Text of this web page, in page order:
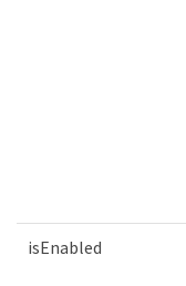
isEnabled